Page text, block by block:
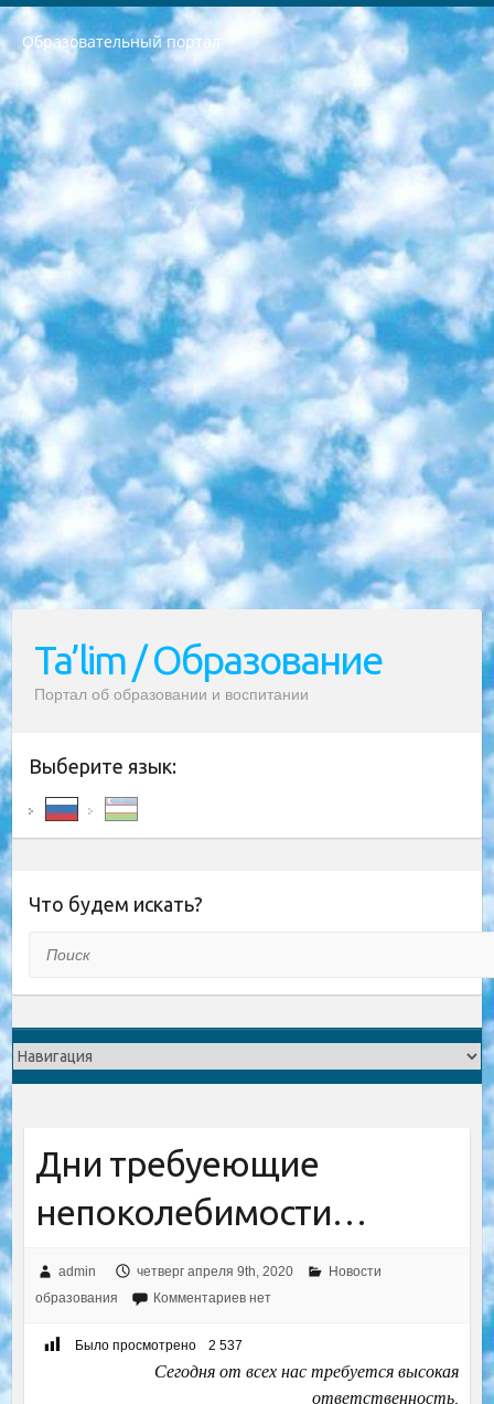
Образовательный портал
РЕСПУБЛИКА УЗБЕКИСТАН МИНИСТРЕРСТВО ДОШКОЛЬНОГО И ШКОЛЬНОГО ОБРАЗОВАНИЯ КОМАНДА в общеобразовательных учреждениях в 2023-2024 учебном году организация и проведение итоговой государственной аттестации обучающихся о Министра дошкольного и школьного образования Республики Узбекистан от 4 марта 2008 года (постановлением Минюста от 20 марта 2008 года № 1778 государственной регистрации) «Итоговое состояние учащихся общего среднего образования на основании положения об утверждении положения об аттестации общего среднего образования выпускной экзамен студентов в образовательных учреждениях в 2023-2024 учебном году В целях организации и прохождения аттестации приказываю: 1. Следующее: перечень предметов, по которым будет проводиться итоговая государственная аттестация и экзамен формы перевода согласно приложению 1; сертификаты международного образца, оценивающие уровень владения иностранными языками перечень согласно приложению 2; 2. Педагогический при специализированных образовательных учреждениях. научно-практический центр квалификации и международной оценки (Д.Давидова) 2024 г. До 25 марта: задания по предметам, по которым будет проводиться итоговая аттестация разработка и утверждение технических условий; итоговая аттестация на основании разработанного предметного задания разработка вопросов по предметам (устно и письменно), экзамен передача; общеобразовательные средние школы и специальные учебные заведения учащиеся выпускных классов школ и интернатов в агентской системе подготовка базы данных экзаменационных материалов и критериев оценки; перевод базы экзаменационных материалов на все языки обучения подать в Республиканский образовательный центр для изготовления; варианты экзаменов на основе разработанных контрольных материалов пусть будут поставлены задачи формирования. 3. Республиканский образовательный центр (Ш.Худайкулов) до 5 апреля 2024 года. до: база данных предоставленных экзаменационных материалов на все языки обучения перевод и экспертиза; для слепых, слабовидящих, глухих, слабослышащих и умственно отсталых детей учащиеся выпускных классов специализированных школ и школ-интернатов база данных экзаменационных материалов на всех преподаваемых языках подготовка критериев оценки; специализированные школы для умственно отсталых детей и технологии для учащихся выпускных классов школ-интернатов разработка соответствующих рекомендаций и критериев проведения ЕГЭ по естествознанию давать задания. 4. Педагогический при специализированных образовательных учреждениях. Научно-практический центр навыков и международной оценки (Д.Давидова), Республика образовательный центр (Худайкулов Ш.) итоговый государственный аттестационный экзамен ориентирован на творческое и логическое мышление при подготовке базы материалов учитывать введение заданий. 5. Следует отметить, что: сертификат государственного образца о знании общеобразовательного предмета и как минимум национальный уровень B1 по предметам на иностранных языках, указанным в Приложении 2. или международно признанный сертификат эквивалентного уровня студенты, изучающие определенный предмет, освобождаются от экзамена; по соответствующим предметам запланирована итоговая государственная аттестация за день до дня, путем жеребьевки Рабочей группой (в письменной форме по предметам, проводимым в форме) из числа сформированных вариантов выбрано 2 варианта; 2 выбранных варианта экзамена анонсированы на официальном сайте министерства и все выпускники по всей стране на основе этих вариантов проводит итоговую государственную аттестацию. 6. Государственное образование учащихся средних общеобразовательных учреждений. знания в соответствии с квалификационными требованиями, которые необходимо приобрести на основании стандартов итоговый (выпускной) контроль для 9 и 11 классов в целях тестирования Экзамены (далее – экзамены) состоят из предметов, перечисленных в приложении 1. будет сделано. 7. Экзамены пройдут с 26 мая по 15 июня 2024 г. (кроме науки физического воспитания). 8. Физическая для учащихся 9 классов общесредних образовательных учреждений. Экзамены по предмету «Образование, квалификация медицина» 1-6 мая 2024 года. сотрудники перевести под присмотр (с отклонениями в физическом или умственном развитии) специализированная школа для детей, школы-интернаты и со сколиозом школы-интернаты санаторного типа для больных детей исключены). 9. Он был слепым, слабовидящим и имел нарушения опорно-двигательного аппарата. экзамены в специализированных школах и интернатах для детей должны проводиться исходя из требований, предъявляемых к общеобразовательным учреждениям (физкультура кроме науки). 10. Специализированная школа для глухих и слабослышащих детей. и экзамены в интернатах и быть реализован в виде письменного теста по математике. 11. Специальность для умственно отсталых детей. Для 9 класса Родной язык и литературное письмо Государственный язык (язык обучения – узбекский). для неклассов) написано Математическое письмо Письменная/устная история Узбекистана Физическое воспитание практично Итоговый контроль Для 11 класса Написание родного языка и литературы (эссе) Математическое письмо Узбекский язык (обучение на узбекском языке) не посещающее общее среднее образование для учреждений)/Образовательное учреждение выбор письменный и устный Иностранный язык письменный/устный Письменная/устная история Узбекистана *По выбору студента:  Химия  Физика  Основы государственного права  География 10 бесплатных образовательных ресурсов - Мы составили подборку онлайн-проектов с интерактивными упражнениями, видеолекциями и статьями. Они помогут вам обрести новые и освежить старые знания бесплатно. 1. «ИНТУИТ» Старейшая образовательная площадка Рунета. Здесь вы найдёте сотни текстовых и видеокурсов на десятки различных тем — от программирования до психологии. Многие курсы подготовлены российскими университетами и крупными международными компаниями вроде Intel и Microsoft. Самостоятельное обучение бесплатное, но желающие могут оплатить услуги персональных наставников. 2. «Смартия» знакомит с актуальными профессиями и подсказывает, как им обучаться. Выбрав заинтересовавшую вас специальность — SMM-специалист, фотограф, веб-дизайнер или другую, — увидите список необходимых для неё умений. Чтобы вы могли освоить их самостоятельно, для каждого умения площадка отображает подборку ссылок на учебные материалы. Хотя «Смартия» ориентируется на русскоязычную аудиторию, часть контента всё же доступна только на английском. 3. «Лекторий Физтеха» Проект Московского физико-технического института (Физтеха). С его помощью вы можете смотреть онлайн серии лекций, записанные на видео в этом вузе. В числе доступных предметов — физика, биология, химия, информационные технологии и другие. К некоторым лекциям администрация ресурса прилагает готовые конспекты, которые можно скачивать в PDF-формате. 4. ITMOcourses Онлайн-площадка Санкт-Петербургского национального исследовательского университета информационных технологий, механики и оптики (ИТМО). Ресурс предоставляет свободный доступ к курсам, разработанным в этом вузе. Каталог материалов разбит на четыре категории: «Оптические системы и технологии», «Приборостроение и робототехника», «Информационные технологии» и «Биотехнологии». Курсы состоят из видеолекций, интерактивных демонстраций и заданий. 5. «КиберЛенинка» Электронная научная библиотека открытого доступа. Каталог площадки регулярно обрастает текстами статей из различных научных изданий. Сгруппированные по журналам и рубрикам публикации можно читать онлайн или скачивать целиком в PDF-формате. Проект нацелен на популяризацию науки за счёт открытого доступа к качественной информации. 6. «ПостНаука» На этом ресурсе публикуют подборки видеолекций, составленные экспертами из разных отраслей и объединённые общими темами. Среди них, к примеру, есть серии «Биоинформатика и геномика», «Культура средневековой Скандинавии» и Cinema Studies о теории кино. Каждая подборка лекций — логически связанная история, рассказанная экспертом от первого лица. Кроме того, на сайте появляются научно-образовательные статьи и тесты на разные темы. 7. «Newочём» Команда проекта «Newочём» отбирает самые интересные тексты из англоязычных СМИ и переводит те из них, за которые голосуют участники сообщества «ВКонтакте». По большей части это научно-популярные статьи. Редакторы придумывают лишь заголовки, в остальном содержание переводов соответствует оригиналам. Полные тексты можно читать прямо в социальной сети. 8. InternetUrok Онлайн-база материалов по основным дисциплинам школьной программы. Информация на сайте структурирована по классам, предметам и темам (урокам). Каждый урок состоит из видеолекций и конспектов. Есть также интерактивные тренажёры и тесты для закрепления пройденного материала. Даже если вы давно окончили школу, возможность повторить программу старших классов всегда может пригодиться. 9. Edutainme Ещё один ресурс об образовании. В отличие от Newtonew, как мне кажется, Edutainme больше ориентируется на представителей индустрии: педагогов, предпринимателей, разработчиков образовательных проектов. Но и любой, кто просто стремится к саморазвитию, найдёт на сайте много полезного и интересного для себя. Например, информацию о новых курсах и образовательных сервисах. 10. Newtonew Онлайн-медиа об образовании и обучении в широком смысле. Авторы Newtonew пишут об инструментах, заведениях, тактиках и стратегиях, которые помогают учить других и получать новые знания самостоятельно. На этой площадке вы найдёте новости, обзоры, аналитические мат
Ta’lim / Образование
Портал об образовании и воспитании
Выберите язык:
Что будем искать?
Дни требуеющие
непоколебимости…
admin четверг апреля 9th, 2020
Новости
образования
Комментариев нет
Было просмотрено 2 537
Сегодня от всех нас требуется высокая
ответственность,